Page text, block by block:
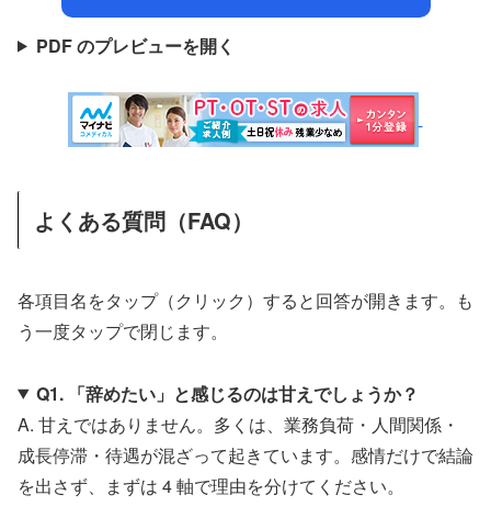
PDF のプレビューを開く
よくある質問（FAQ）
各項目名をタップ（クリック）すると回答が開きます。も
う一度タップで閉じます。
Q1. 「辞めたい」と感じるのは甘えでしょうか？
A. 甘えではありません。多くは、業務負荷・人間関係・
成長停滞・待遇が混ざって起きています。感情だけで結論
を出さず、まずは 4 軸で理由を分けてください。